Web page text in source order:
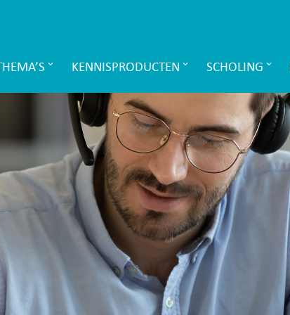
KENNISPRODUCTEN SCHOLING